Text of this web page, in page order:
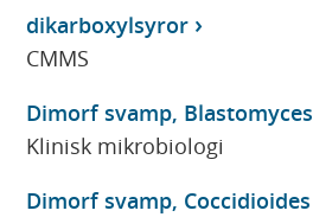
dikarboxylsyror
CMMS
Dimorf svamp, Blastomyces
Klinisk mikrobiologi
Dimorf svamp, Coccidioides